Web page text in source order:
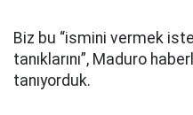
Biz bu “ismini vermek
tanıklarını”, Maduro
tanıyorduk.